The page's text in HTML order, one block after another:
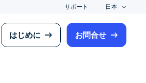
サポート 日本
はじめに お問合せ